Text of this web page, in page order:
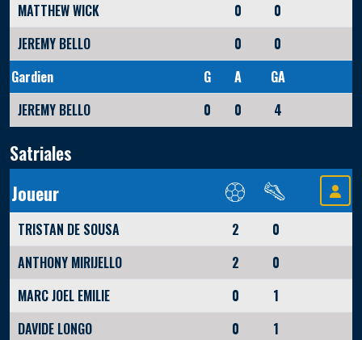
MATTHEW WICK
0
0
JEREMY BELLO
0
0
Gardien
G A
GA
JEREMY BELLO
0 0 4
Satriales
Joueur
TRISTAN DE SOUSA 2
0
ANTHONY MIRIJELLO
2
0
MARC JOEL EMILIE
0
1
DAVIDE LONGO
0
1